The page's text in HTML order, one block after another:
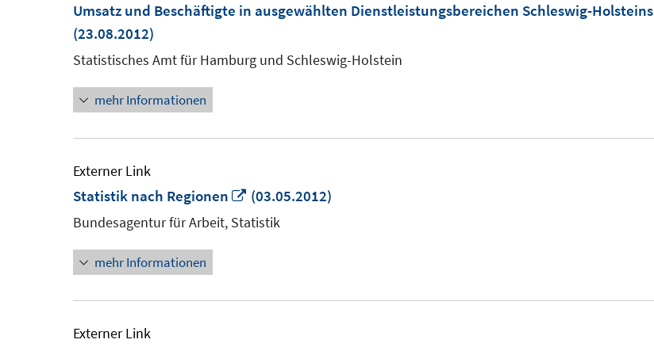
Umsatz und Beschäftigte in ausgewählten Dienstleistungsbereichen Schleswig-Holsteins
(23.08.2012)
Statistisches Amt für Hamburg und Schleswig-Holstein
mehr Informationen
Externer Link
Statistik nach Regionen
In
neuem
(03.05.2012)
Bundesagentur für Arbeit, Statistik
mehr Informationen
Externer Link